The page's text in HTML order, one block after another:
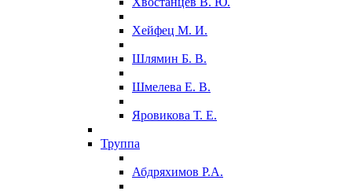
Хейфец М. И.
Шлямин Б. В.
Шмелева Е. В.
Яровикова Т. Е.
Труппа
Абдряхимов Р.А.